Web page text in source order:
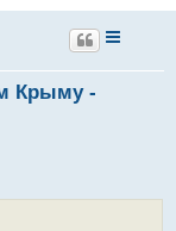
Крыму -